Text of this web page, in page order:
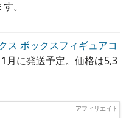
。
ス ボックスフィギュアコ
月に発送予定。価格は5,3